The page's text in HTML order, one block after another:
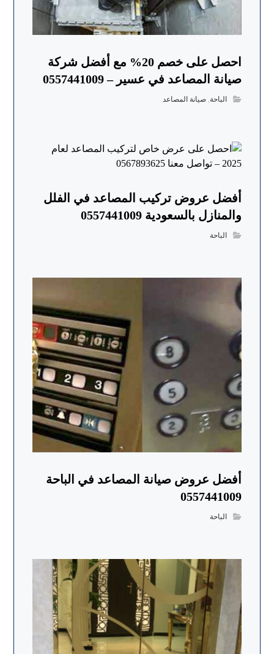
احصل على خصم 20% مع أفضل شركة
صيانة المصاعد في عسير – 0557441009
الباحة,صيانة المصاعد
أفضل عروض تركيب المصاعد في الفلل
والمنازل بالسعودية 0557441009
الباحة
أفضل عروض صيانة المصاعد في الباحة
0557441009
الباحة